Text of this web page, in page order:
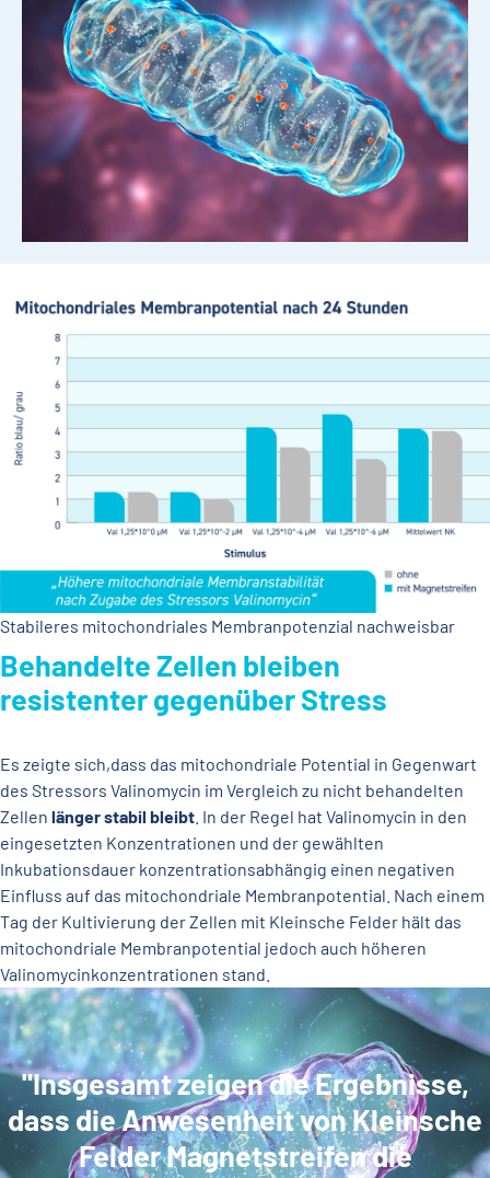
notwendige Energie für alle Zellfunktionen.
Stoffwechsel:Mitochondrien spielen eine
Schlüsselrolle im Stoffwechsel, indem sie Nährstoffe
in Energie umwandeln.
Zellgesundheit: Mitochondrien helfen, schädliche
Substanzen abzubauen und die Zellen gesund zu
halten.
Alterung und Krankheiten:
Eine gestörte
Mitochondrienfunktion kann zu verschiedenen
Energie haben, die sie brauchen, um ihre Aufgaben zu
erfüllen. Daher ist es wichtig, auf unsere Mitochondrien zu
unterstützen.
Stabileres mitochondriales Membranpotenzial nachweisbar
Behandelte Zellen bleiben
resistenter gegenüber Stress
Es zeigte sich,dass das mitochondriale Potential in Gegenwart
des Stressors Valinomycin im Vergleich zu nicht behandelten
Zellen länger stabil bleibt . In der Regel hat Valinomycin in den
eingesetzten Konzentrationen und der gewählten
Inkubationsdauer konzentrationsabhängig einen negativen
Einfluss auf das mitochondriale Membranpotential. Nach einem
Tag der Kultivierung der Zellen mit Kleinsche Felder hält das
mitochondriale Membranpotential jedoch auch höheren
Valinomycinkonzentrationen stand.
"Insgesamt zeigen die Ergebnisse,
dass die Anwesenheit von Kleinsche
Felder Magnetstreifen die